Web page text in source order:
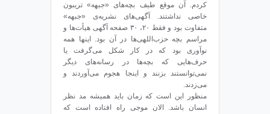
کردم. آن موقع طیف بچه‌های «جبهه» تریبون
خاصی نداشتند. آگهی‌های نشریه‌ی «جبهه»
متفاوت بود و فقط ۲۰، ۳۰ صفحه آگهی هیأت‌ها و
مراسم بچه حزب‌اللهی‌ها در آن بود. اینها همه
نوآوری بود که در کار شکل می‌گرفت یا
حرف‌هایی که بچه‌ها در رسانه‌های دیگر
نمی‌توانستند بزنند و اینجا هجوم می‌آوردند و
می‌زدند.
منظور این است که زمان باید همیشه مد نظر
انسان باشد. الان موجی راه افتاده است که